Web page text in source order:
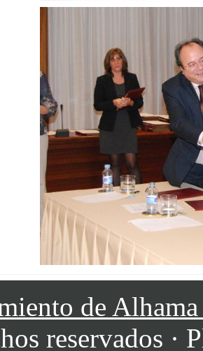
de
reservados ·